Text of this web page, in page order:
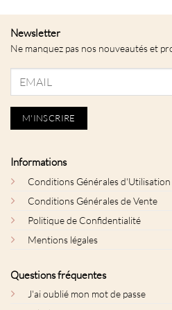
Newsletter
Ne manquez pas nos nouveautés et
Informations
Conditions Générales d'Utilisation
Conditions Générales de Vente
Politique de Confidentialité
Mentions légales
Questions fréquentes
J'ai oublié mon mot de passe